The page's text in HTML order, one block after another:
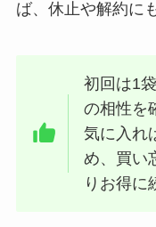
ば、休止や解約に
初回は1
の相性を
気に入れ
め、買い
りお得に